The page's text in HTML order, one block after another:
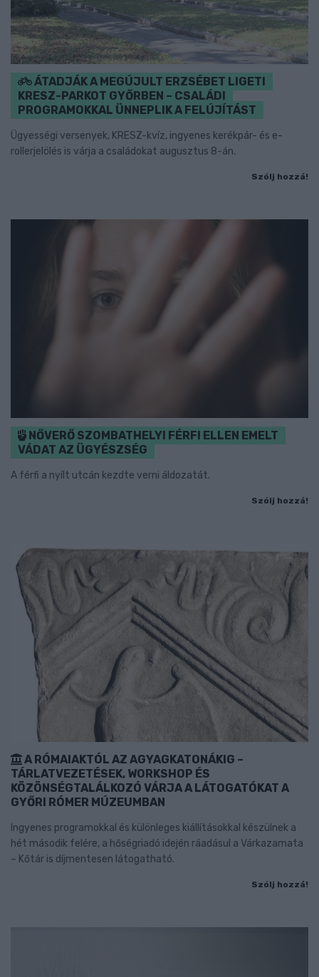
ÁTADJÁK A MEGÚJULT ERZSÉBET LIGETI
KRESZ-PARKOT GYŐRBEN – CSALÁDI
PROGRAMOKKAL ÜNNEPLIK A FELÚJÍTÁST
Ügyességi versenyek, KRESZ-kvíz, ingyenes kerékpár- és e-
rollerjelölés is várja a családokat augusztus 8-án.
Szólj hozzá!
NŐVERŐ SZOMBATHELYI FÉRFI ELLEN EMELT
VÁDAT AZ ÜGYÉSZSÉG
A férfi a nyílt utcán kezdte verni áldozatát.
Szólj hozzá!
A RÓMAIAKTÓL AZ AGYAGKATONÁKIG –
TÁRLATVEZETÉSEK, WORKSHOP ÉS
KÖZÖNSÉGTALÁLKOZÓ VÁRJA A LÁTOGATÓKAT A
GYŐRI RÓMER MÚZEUMBAN
Ingyenes programokkal és különleges kiállításokkal készülnek a
hét második felére, a hőségriadó idején ráadásul a Várkazamata
– Kőtár is díjmentesen látogatható.
Szólj hozzá!